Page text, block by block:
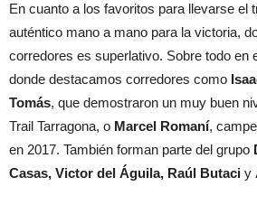
En cuanto a los favoritos para llevarse el
auténtico mano a mano para la victoria,
corredores es superlativo. Sobre todo en
donde destacamos corredores como
Tomás, que demostraron un muy buen
Trail Tarragona, o Marcel Romaní,
en 2017. También forman parte del grupo
Casas, Victor del Águila, Raúl Butaci y